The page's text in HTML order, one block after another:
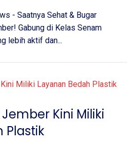
- Saatnya Sehat & Bugar
Gabung di Kelas Senam
lebih aktif dan...
Kini Miliki
Plastik